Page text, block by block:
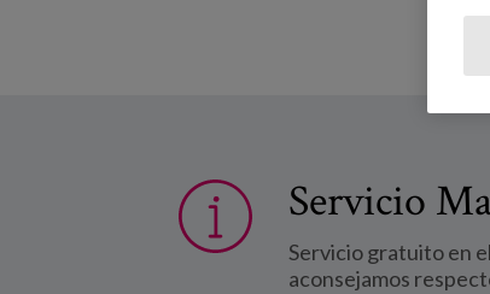
Servicio
Servicio gratuito en
aconsejamos